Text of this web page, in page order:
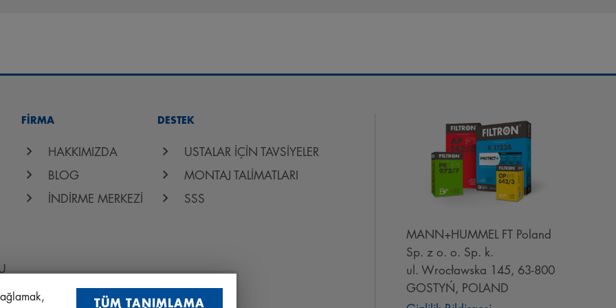
FİRMA
HAKKIMIZDA
BLOG
İNDİRME MERKEZİ
DESTEK
USTALAR İÇİN TAVSİYELER
MONTAJ TALİMATLARI
SSS
MANN+HUMMEL FT Poland
Sp. z o. o. Sp. k.
ul. Wrocławska 145, 63-800
GOSTYŃ, POLAND
TÜM TANIMLAMA